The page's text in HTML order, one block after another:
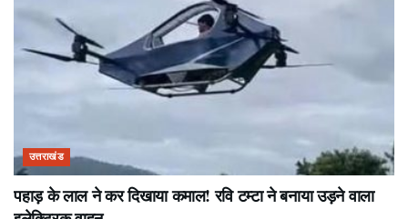
उत्तराखंड
पहाड़ के लाल ने कर दिखाया कमाल! रवि टम्टा ने बनाया उड़ने वाला